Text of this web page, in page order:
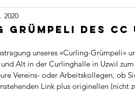
Grümpeli des
2020
unseres «Curling-Grümpeli»
Alt in der Curlinghalle in Uzwil
Vereins- oder Arbeitskollegen, ob
Link plus originellen (nicht